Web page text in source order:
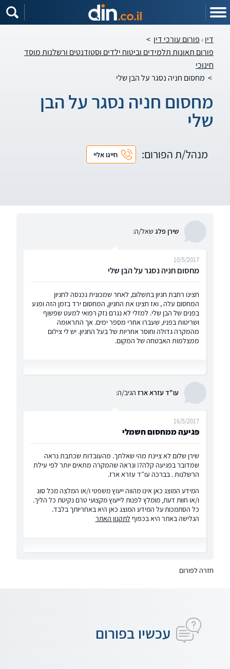
דין פורום עורכי דין >
פורום תאונות תלמידים וביטוח ילדים וסטודנטים ורשלנות מוסד
חינוכי
> מחסום חניה נסגר על הבן שלי
מחסום חניה נסגר על הבן
שלי
מנהל/ת הפורום: חייגו אליי
שירן פלגשאל/ה:
מחסום חניה נסגר על הבן שלי
10/5/2017
חצינו רחבת חניון בתשלום, לאחר שמכונית נכנסה לחניון
המחסום עלה , ואז חצינו את החניון, המחסום ירד בזמן הזה ופגע
בפנים של הבן שלי. למזלי לא נגרם נזק רפואי למעט שפשוף
ושריטות בפניו, שעברו אחרי מספר ימים. אך התראומה
מהמקרה גדולה וחוסר אחריות של בעל החניון. יש לי צילום
ממצלמות האבטחה של המקום.
עו"ד עזרא ארז הגיב/ה:
פגיעה ממחסום חשמלי
16/5/2017
שירן שלום לא ציינת מהי שאלתך. מהעובדות שכתבת נראה
שמדובר בפגיעה קלה?! ונראה שהמקרה מתאים יותר לפי עילת
הרשלנות . בברכה עו"ד עזרא ארז.
המידע המוצג כאן אינו מהווה ייעוץ משפטי ו/או המלצה מכל סוג
ו/או חוות דעת, מומלץ לפנות לייעוץ מקצועי טרם נקיטת כל הליך.
כל הסתמכות על המידע המוצג כאן היא באחריותך בלבד.
הגלישה באתר היא בכפוף לתקנון האתר
חזרה לפורום
עכשיו בפורום